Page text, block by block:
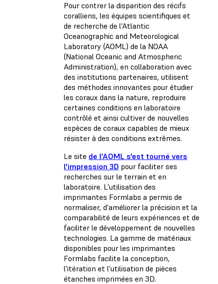
Pour contrer la disparition des récifs
coralliens, les équipes scientifiques et
de recherche de l'Atlantic
Oceanographic and Meteorological
Laboratory (AOML) de la NOAA
(National Oceanic and Atmospheric
Administration), en collaboration avec
des institutions partenaires, utilisent
des méthodes innovantes pour étudier
les coraux dans la nature, reproduire
certaines conditions en laboratoire
contrôlé et ainsi cultiver de nouvelles
espèces de coraux capables de mieux
résister à des conditions extrêmes.
Le site de l'AOML s'est tourné vers
l'impression 3D pour faciliter ses
recherches sur le terrain et en
laboratoire. L'utilisation des
imprimantes Formlabs a permis de
normaliser, d'améliorer la précision et la
comparabilité de leurs expériences et de
faciliter le développement de nouvelles
technologies. La gamme de matériaux
disponibles pour les imprimantes
Formlabs facilite la conception,
l'itération et l'utilisation de pièces
étanches imprimées en 3D.